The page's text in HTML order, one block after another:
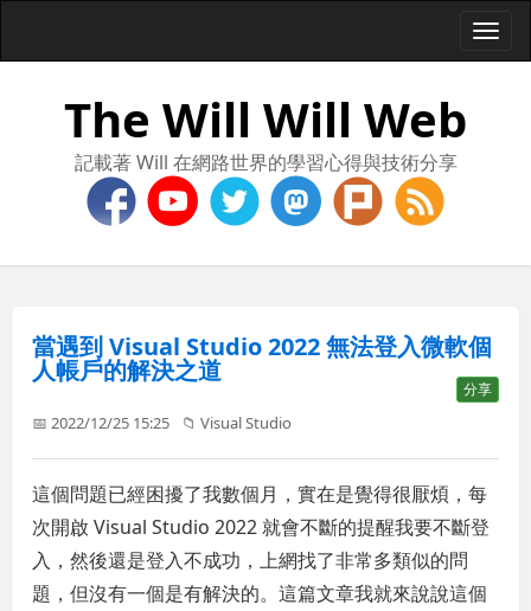
The Will Will Web
記載著 Will 在網路世界的學習心得與技術分享
當遇到 Visual Studio 2022 無法登入微軟個
人帳戶的解決之道
分享
📅 2022/12/25 15:25 📁Visual Studio
這個問題已經困擾了我數個月，實在是覺得很厭煩，每
次開啟 Visual Studio 2022 就會不斷的提醒我要不斷登
入，然後還是登入不成功，上網找了非常多類似的問
題，但沒有一個是有解決的。這篇文章我就來說說這個